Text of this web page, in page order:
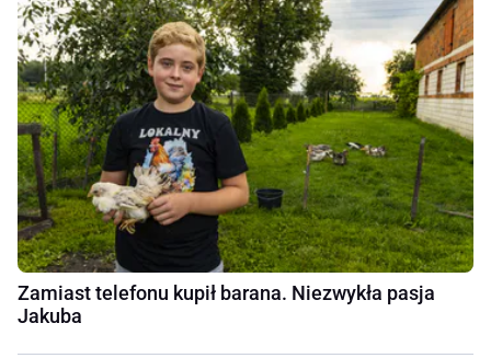
Zamiast telefonu kupił barana. Niezwykła pasja
Jakuba